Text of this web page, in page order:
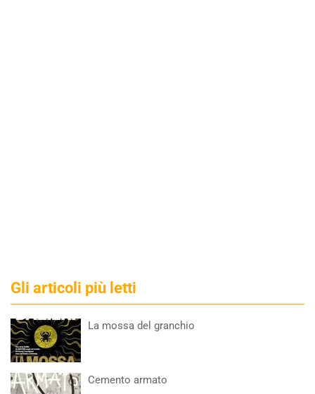
Gli articoli più letti
La mossa del granchio
Cemento armato